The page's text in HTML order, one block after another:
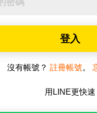
登入
沒有帳號？ 註冊帳號。
用LINE更快速